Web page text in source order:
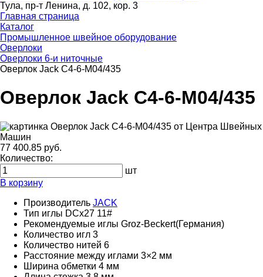
Тула, пр-т Ленина, д. 102, кор. 3
Главная страница
Каталог
Промышленное швейное оборудование
Оверлоки
Оверлоки 6-и ниточные
Оверлок Jack C4-6-M04/435
Оверлок Jack C4-6-M04/435
77 400.85 руб.
Количество:
шт
В корзину
Производитель JACK
Тип иглы DCx27 11#
Рекомендуемые иглы Groz-Beckert(Германия)
Количество игл 3
Количество нитей 6
Расстояние между иглами 3×2 мм
Ширина обметки 4 мм